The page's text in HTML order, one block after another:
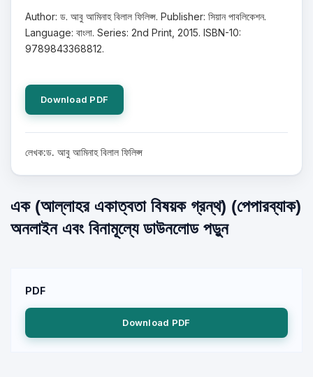
Author: ড. আবু আমিনাহ বিলাল ফিলিপ্স. Publisher: সিয়ান পাবলিকেশন.
Language: বাংলা. Series: 2nd Print, 2015. ISBN-10:
9789843368812.
Download PDF
লেখক:ড. আবু আমিনাহ বিলাল ফিলিপ্স
এক (আল্লাহর একাত্বতা বিষয়ক গ্রন্থ) (পেপারব্যাক)
অনলাইন এবং বিনামূল্যে ডাউনলোড পড়ুন
PDF
Download PDF